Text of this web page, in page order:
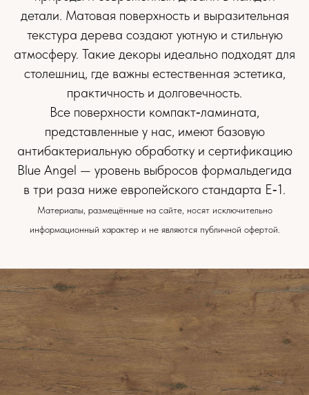
детали. Матовая поверхность и выразительная
текстура дерева создают уютную и стильную
атмосферу. Такие декоры идеально подходят для
столешниц, где важны естественная эстетика,
практичность и долговечность.
Все поверхности компакт‑ламината,
представленные у нас, имеют базовую
антибактериальную обработку и сертификацию
Blue Angel — уровень выбросов формальдегида
в три раза ниже европейского стандарта E‑1.
Материалы, размещённые на сайте, носят исключительно
информационный характер и не являются публичной офертой.